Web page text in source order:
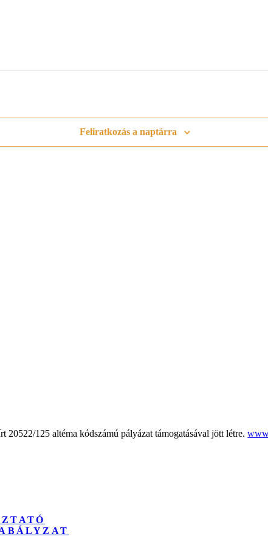
Feliratkozás a naptárra
125 altéma kódszámú pályázat támogatásával jött létre.